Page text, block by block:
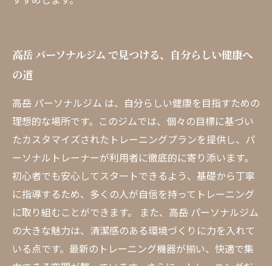
高岳 パーソナルジム で見つける、自分らしい健康へ
の道
高岳 パーソナルジム は、自分らしい健康を目指すための
理想的な場所です。このジムでは、個々の目標に基づい
たカスタマイズされたトレーニングプランを提供し、パ
ーソナルトレーナーが利用者に徹底的に寄り添います。
初心者でも安心してスタートできるよう、基礎から丁寧
に指導するため、多くの人が自信を持ってトレーニング
に取り組むことができます。 また、高岳 パーソナルジム
の大きな魅力は、清潔感のある環境づくりに力を入れて
いる点です。最新のトレーニング機器が揃い、快適で集